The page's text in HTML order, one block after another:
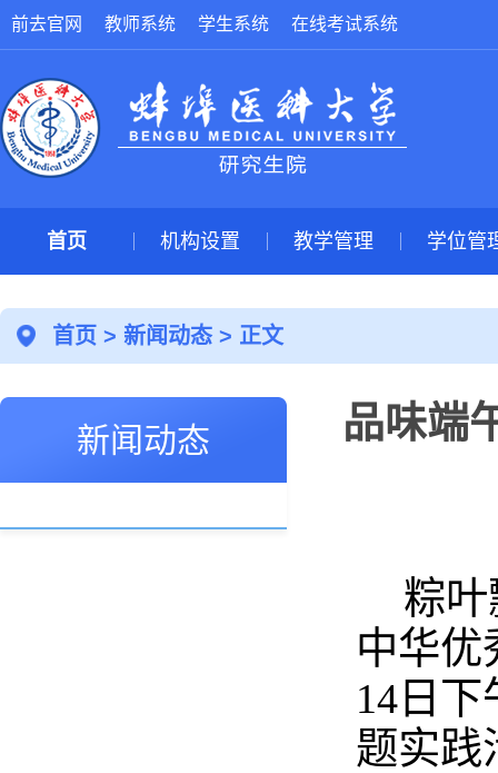
前去官网 教师系统 学生系统 在线考试系统
首页 机构设置 教学管理 学位管
首页 > 新闻动态> 正文
新闻动态 品味端
粽
中华优
14日
题实践